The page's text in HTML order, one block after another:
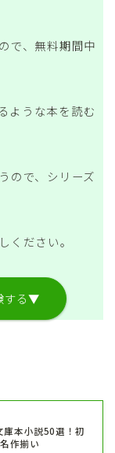
で、無料期間中
ような本を読む
ので、シリーズ
ください。
する▼
庫本小説50選！初
作揃い